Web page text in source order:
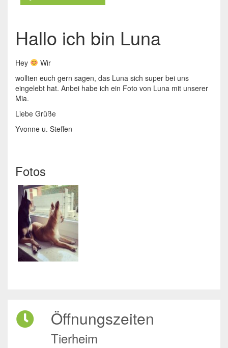
Hallo ich bin Luna
Hey
Wir
wollten euch gern sagen, das Luna sich super bei uns
eingelebt hat. Anbei habe ich ein Foto von Luna mit unserer
Mia.
Liebe Grüße
Yvonne u. Steffen
Fotos
Öffnungszeiten
Tierheim